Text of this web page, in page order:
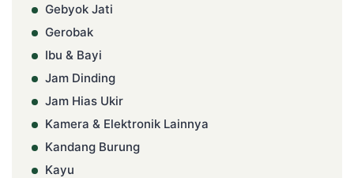
Gebyok Jati
Gerobak
Ibu & Bayi
Jam Dinding
Jam Hias Ukir
Kamera & Elektronik Lainnya
Kandang Burung
Kayu